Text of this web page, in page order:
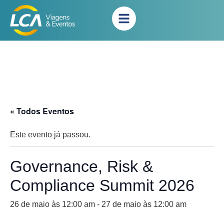
« Todos Eventos
Este evento já passou.
Governance, Risk &
Compliance Summit 2026
26 de maio às 12:00 am - 27 de maio às 12:00 am